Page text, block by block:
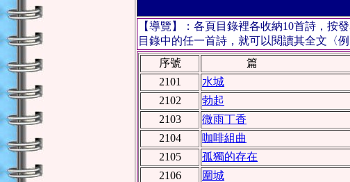
【導覽】：各頁目錄裡各收納10首詩，按
目錄中的任一首詩，就可以閱讀其全文〈
序號
篇
2101
水城
2102
勃起
2103
微雨丁香
2104
咖啡組曲
2105
孤獨的存在
2106
圍城